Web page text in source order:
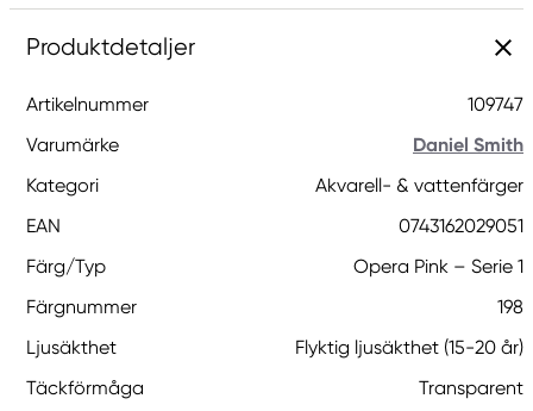
Produktdetaljer
Artikelnummer
109747
Varumärke
Daniel Smith
Kategori
Akvarell- & vattenfärger
EAN
0743162029051
Färg/Typ
Opera Pink – Serie 1
Färgnummer
198
Ljusäkthet
Flyktig ljusäkthet (15-20 år)
Täckförmåga
Transparent